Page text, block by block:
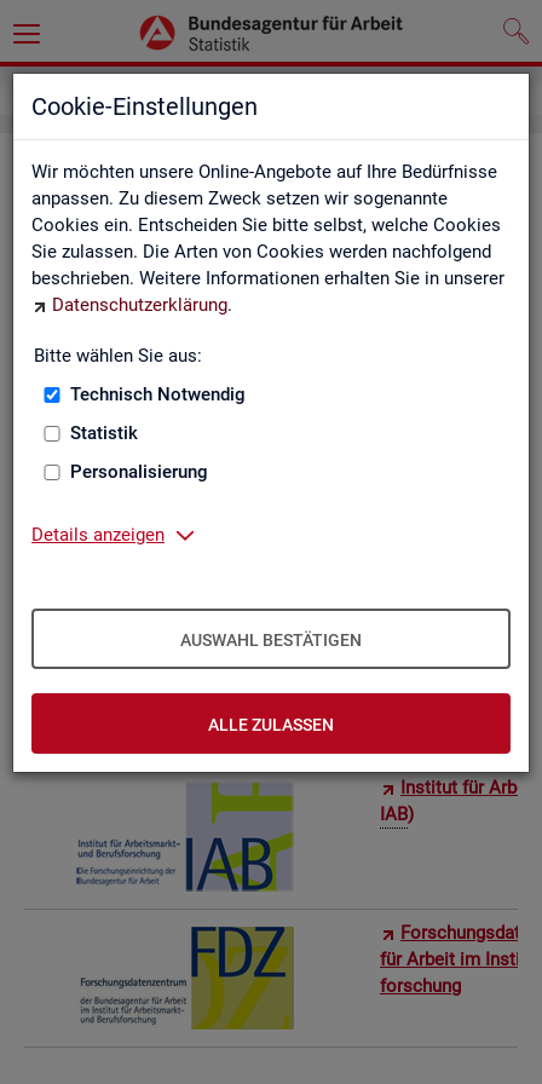
Cookie-Einstellungen
Wir möchten unsere Online-Angebote auf Ihre Bedürfnisse
anpassen. Zu diesem Zweck setzen wir sogenannte
Cookies ein. Entscheiden Sie bitte selbst, welche Cookies
Sie zulassen. Die Arten von Cookies werden nachfolgend
beschrieben. Weitere Informationen erhalten Sie in unserer
Datenschutzerklärung.
Bitte wählen Sie aus:
Technisch Notwendig
Statistik
Personalisierung
Details anzeigen
AUSWAHL BESTÄTIGEN
ALLE ZULASSEN
Wei­te­re Sta­tis­tik­an­ge­bo­te
Hier er­hal­ten Sie eine Aus­wahl wei­te­rer Sta­tis­tik­an­ge­bo­te an­
de­rer In­sti­tu­tio­nen:
In­sti­tut für
IAB)
für Ar­beit im
for­schung